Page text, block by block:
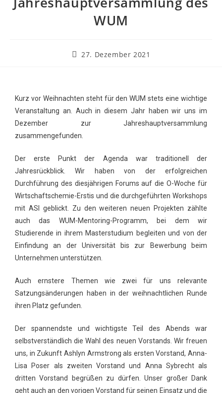
WUM
27. Dezember 2021
Kurz vor Weihnachten steht für den WUM stets eine wichtige
Veranstaltung an. Auch in diesem Jahr haben wir uns im
Dezember zur Jahreshauptversammlung
zusammengefunden.
Der erste Punkt der Agenda war traditionell der
Jahresrückblick. Wir haben von der erfolgreichen
Durchführung des diesjährigen Forums auf die O-Woche für
Wirtschaftschemie-Erstis und die durchgeführten Workshops
mit ASI geblickt. Zu den weiteren neuen Projekten zählte
auch das WUM-Mentoring-Programm, bei dem wir
Studierende in ihrem Masterstudium begleiten und von der
Einfindung an der Universität bis zur Bewerbung beim
Unternehmen unterstützen.
Auch ernstere Themen wie zwei für uns relevante
Satzungsänderungen haben in der weihnachtlichen Runde
ihren Platz gefunden.
Der spannendste und wichtigste Teil des Abends war
selbstverständlich die Wahl des neuen Vorstands. Wir freuen
uns, in Zukunft Ashlyn Armstrong als ersten Vorstand, Anna-
Lisa Poser als zweiten Vorstand und Anna Sybrecht als
dritten Vorstand begrüßen zu dürfen. Unser großer Dank
geht auch an den vorigen Vorstand für seinen Einsatz und die